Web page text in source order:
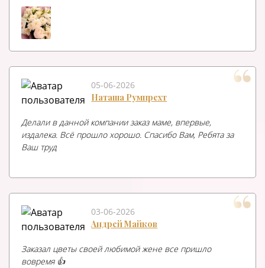
05-06-2026
Наташа Румпрехт
Делали в данной компании заказ маме, впервые,
издалека. Всё прошло хорошо. Спасибо Вам, Ребята за
Ваш труд
03-06-2026
Андрей Майков
Заказал цветы своей любимой жене все пришло
вовремя 👍